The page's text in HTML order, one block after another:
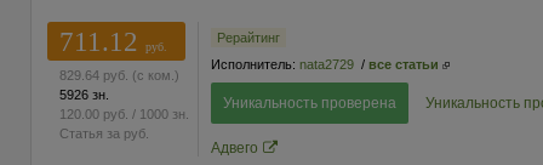
711.12
руб.
829.64 руб. (с ком.)
5926 зн.
120.00 руб. / 1000 зн.
Статья за руб.
Рерайтинг
Исполнитель: nata2729 / все статьи
Уникальность проверена Уникальность
Адвего